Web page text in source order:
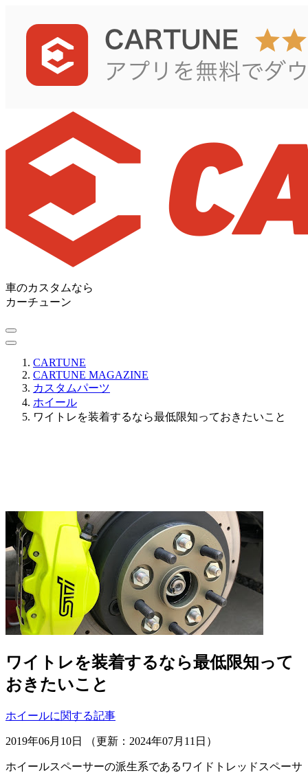
車のカスタムなら
カーチューン
CARTUNE
CARTUNE MAGAZINE
カスタムパーツ
ホイール
ワイトレを装着するなら最低限知っておきたいこと
ワイトレを装着するなら最低限知って
おきたいこと
ホイールに関する記事
2019年06月10日 （更新：2024年07月11日）
ホイールスペーサーの派生系であるワイドトレッドスペーサ